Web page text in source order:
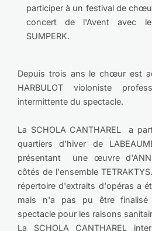
participer à un festival de
concert de l'Avent avec
SUMPERK.
Depuis trois ans le chœur est
HARBULOT violoniste
intermittente du spectacle.
La SCHOLA CANTHAREL a
quartiers d'hiver de
présentant une œuvre
côtés de l'ensemble
répertoire d'extraits d'opéras a
mais n'a pas pu être
spectacle pour les raisons
La SCHOLA CANTHAREL